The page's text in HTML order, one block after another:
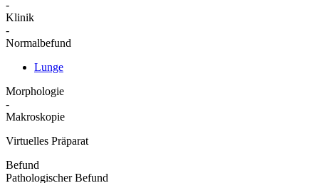
-
Klinik
-
Normalbefund
Lunge
Morphologie
-
Makroskopie
Virtuelles Präparat
Befund
Pathologischer Befund